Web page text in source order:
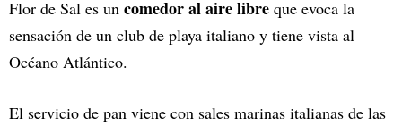
Flor de Sal es un comedor al aire libre que evoca la
sensación de un club de playa italiano y tiene vista al
Océano Atlántico.
El servicio de pan viene con sales marinas italianas de las